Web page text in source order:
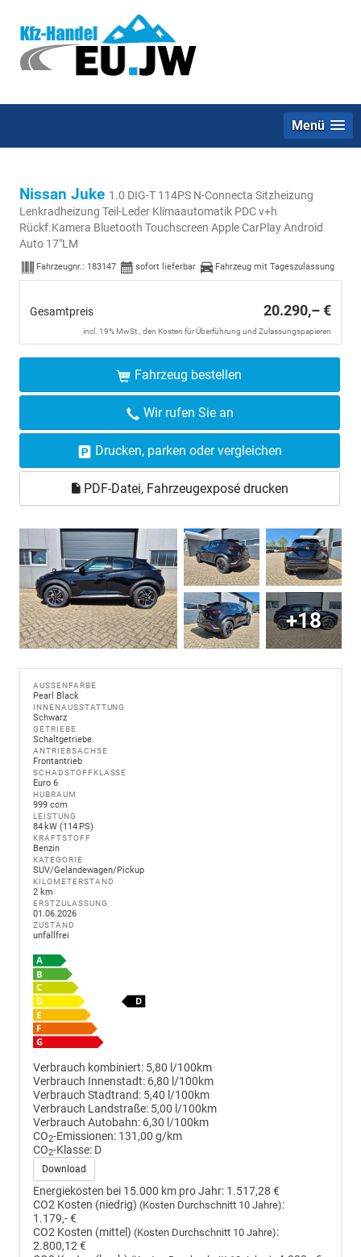
Menü
Nissan Juke 1.0 DIG-T 114PS N-Connecta Sitzheizung
Lenkradheizung Teil-Leder Klimaautomatik PDC v+h
Rückf.Kamera Bluetooth Touchscreen Apple CarPlay Android
Auto 17"LM
Fahrzeugnr.: 183147 sofort lieferbar Fahrzeug mit Tageszulassung
Gesamtpreis 20.290,– €
incl. 19% MwSt., den Kosten für Überführung und Zulassungspapieren
Fahrzeug bestellen
Wir rufen Sie an
Drucken, parken oder vergleichen
PDF-Datei, Fahrzeugexposé drucken
+18
AUSSENFARBE
Pearl Black
INNENAUSSTATTUNG
Schwarz
GETRIEBE
Schaltgetriebe
ANTRIEBSACHSE
Frontantrieb
SCHADSTOFFKLASSE
Euro 6
HUBRAUM
999 ccm
LEISTUNG
84 kW (114 PS)
KRAFTSTOFF
Benzin
KATEGORIE
SUV/Geländewagen/Pickup
KILOMETERSTAND
2 km
ERSTZULASSUNG
01.06.2026
ZUSTAND
unfallfrei
Verbrauch kombiniert: 5,80 l/100km
Verbrauch Innenstadt: 6,80 l/100km
Verbrauch Stadtrand: 5,40 l/100km
Verbrauch Landstraße: 5,00 l/100km
Verbrauch Autobahn: 6,30 l/100km
CO2-Emissionen: 131,00 g/km
CO2-Klasse: D
Download
Energiekosten bei 15.000 km pro Jahr: 1.517,28 €
CO2 Kosten (niedrig) (Kosten Durchschnitt 10 Jahre):
1.179,- €
CO2 Kosten (mittel) (Kosten Durchschnitt 10 Jahre):
2.800,12 €